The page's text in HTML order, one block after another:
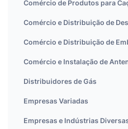
Comércio de Produtos para
Comércio e Distribuição de
Comércio e Distribuição de
Comércio e Instalação de
Distribuidores de Gás
Empresas Variadas
Empresas e Indústrias